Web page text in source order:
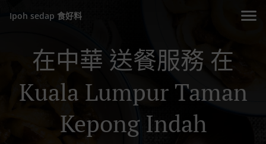
Ipoh sedap 食好料
在中華 送餐服務 在
Kuala Lumpur Taman
Kepong Indah